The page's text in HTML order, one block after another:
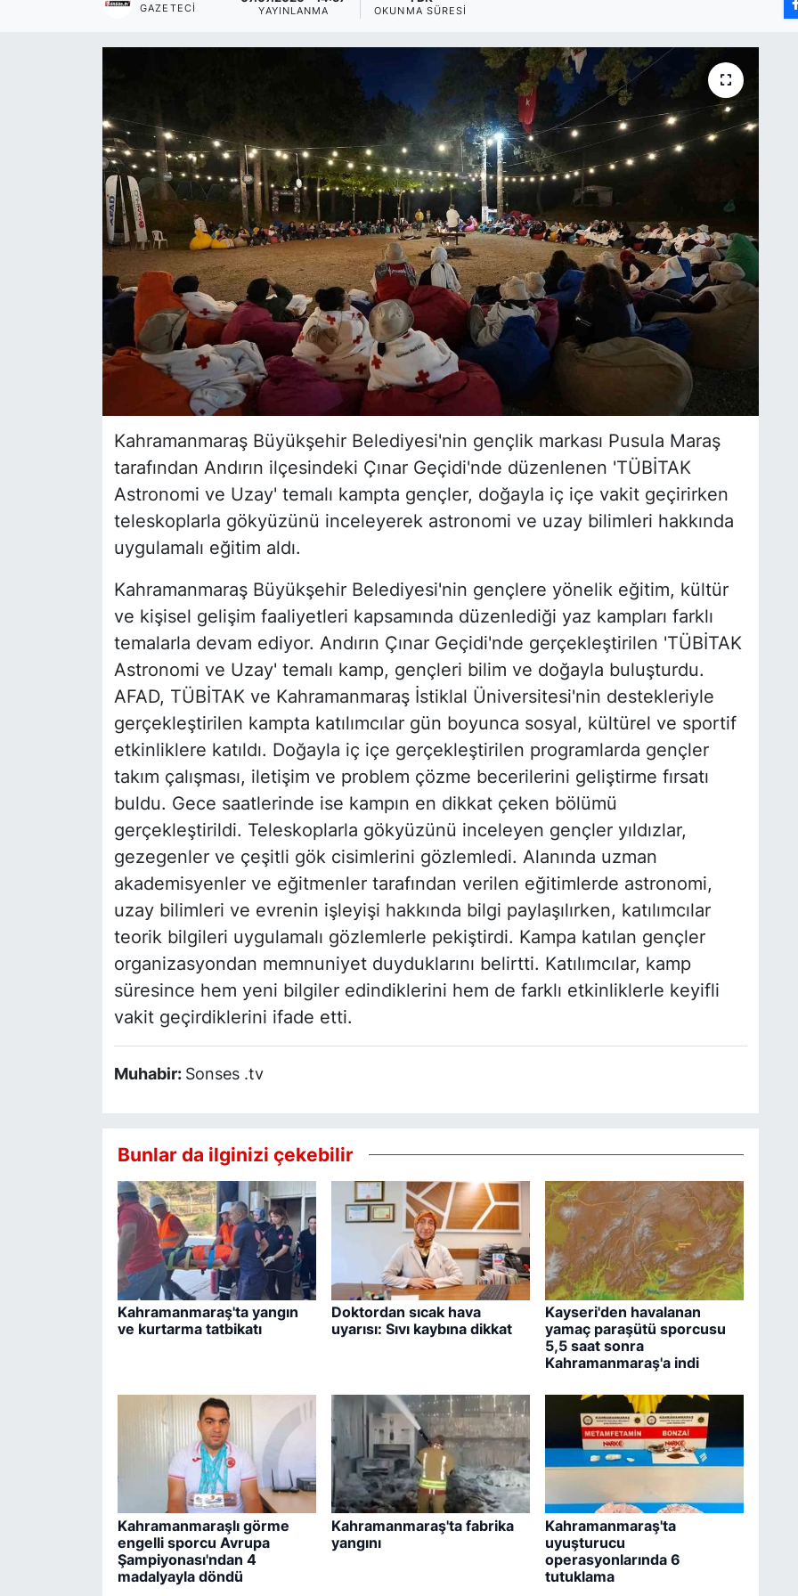
GAZETECI YAYINLANMA OKUNMA SÜRESI
Kahramanmaraş Büyükşehir Belediyesi'nin gençlik markası Pusula Maraş
tarafından Andırın ilçesindeki Çınar Geçidi'nde düzenlenen 'TÜBİTAK
Astronomi ve Uzay' temalı kampta gençler, doğayla iç içe vakit geçirirken
teleskoplarla gökyüzünü inceleyerek astronomi ve uzay bilimleri hakkında
uygulamalı eğitim aldı.
Kahramanmaraş Büyükşehir Belediyesi'nin gençlere yönelik eğitim, kültür
ve kişisel gelişim faaliyetleri kapsamında düzenlediği yaz kampları farklı
temalarla devam ediyor. Andırın Çınar Geçidi'nde gerçekleştirilen 'TÜBİTAK
Astronomi ve Uzay' temalı kamp, gençleri bilim ve doğayla buluşturdu.
AFAD, TÜBİTAK ve Kahramanmaraş İstiklal Üniversitesi'nin destekleriyle
gerçekleştirilen kampta katılımcılar gün boyunca sosyal, kültürel ve sportif
etkinliklere katıldı. Doğayla iç içe gerçekleştirilen programlarda gençler
takım çalışması, iletişim ve problem çözme becerilerini geliştirme fırsatı
buldu. Gece saatlerinde ise kampın en dikkat çeken bölümü
gerçekleştirildi. Teleskoplarla gökyüzünü inceleyen gençler yıldızlar,
gezegenler ve çeşitli gök cisimlerini gözlemledi. Alanında uzman
akademisyenler ve eğitmenler tarafından verilen eğitimlerde astronomi,
uzay bilimleri ve evrenin işleyişi hakkında bilgi paylaşılırken, katılımcılar
teorik bilgileri uygulamalı gözlemlerle pekiştirdi. Kampa katılan gençler
organizasyondan memnuniyet duyduklarını belirtti. Katılımcılar, kamp
süresince hem yeni bilgiler edindiklerini hem de farklı etkinliklerle keyifli
vakit geçirdiklerini ifade etti.
Muhabir: Sonses .tv
Bunlar da ilginizi çekebilir
Kahramanmaraş'ta yangın
ve kurtarma tatbikatı
Doktordan sıcak hava
uyarısı: Sıvı kaybına dikkat
Kayseri'den havalanan
yamaç paraşütü sporcusu
5,5 saat sonra
Kahramanmaraş'a indi
Kahramanmaraşlı görme
engelli sporcu Avrupa
Şampiyonası'ndan 4
madalyayla döndü
Kahramanmaraş'ta fabrika
yangını
Kahramanmaraş'ta
uyuşturucu
operasyonlarında 6
tutuklama
Haberde insan
Tanıtım